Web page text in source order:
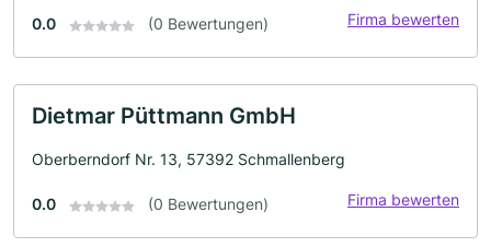
0.0 (0 Bewertungen) Firma bewerten
Dietmar Püttmann GmbH
Oberberndorf Nr. 13, 57392 Schmallenberg
0.0 (0 Bewertungen) Firma bewerten